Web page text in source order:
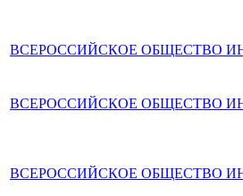
ВСЕРОССИЙСКОЕ ОБЩЕСТВО
ВСЕРОССИЙСКОЕ ОБЩЕСТВО
ВСЕРОССИЙСКОЕ ОБЩЕСТВО